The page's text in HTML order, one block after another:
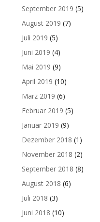
September 2019 (5)
August 2019 (7)
Juli 2019 (5)
Juni 2019 (4)
Mai 2019 (9)
April 2019 (10)
März 2019 (6)
Februar 2019 (5)
Januar 2019 (9)
Dezember 2018 (1)
November 2018 (2)
September 2018 (8)
August 2018 (6)
Juli 2018 (3)
Juni 2018 (10)